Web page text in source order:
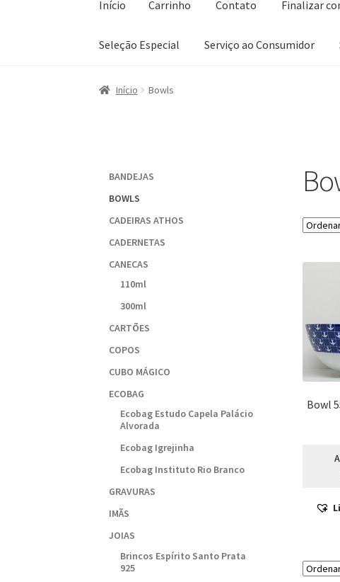
Início Carrinho Contato Finalizar
Seleção Especial Serviço ao Consumidor
Início Bowls
Bowl
BANDEJAS
BOWLS
CADEIRAS ATHOS
CADERNETAS
CANECAS
110ml
300ml
CARTÕES
COPOS
CUBO MÁGICO
ECOBAG
Ecobag Estudo Capela Palácio
Alvorada
Ecobag Igrejinha
Ecobag Instituto Rio Branco
GRAVURAS
IMÃS
JOIAS
Brincos Espírito Santo Prata
925